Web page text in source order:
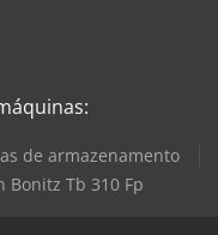
de armazenamento
Bonitz Tb 310 Fp